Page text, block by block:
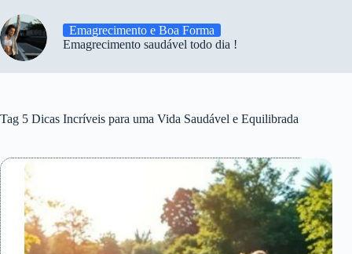
Emagrecimento e Boa Forma
Emagrecimento saudável todo dia !
Tag 5 Dicas Incríveis para uma Vida Saudável e Equilibrada